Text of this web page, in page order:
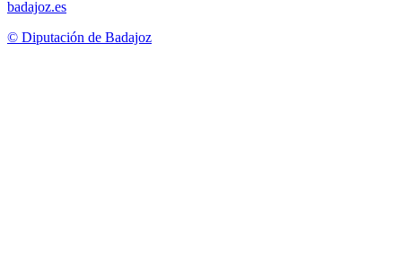
badajoz.es
© Diputación de Badajoz